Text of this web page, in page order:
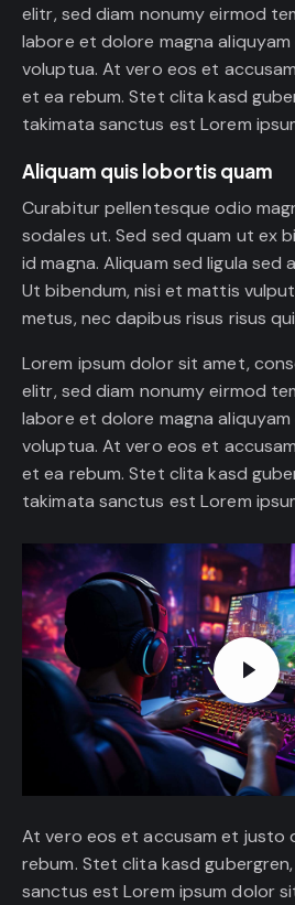
elitr, sed diam nonumy eirmod
labore et dolore magna
voluptua. At vero eos et
et ea rebum. Stet clita kasd
takimata sanctus est Lorem
Aliquam quis lobortis quam
Curabitur pellentesque odio
sodales ut. Sed sed quam ut ex
id magna. Aliquam sed ligula
Ut bibendum, nisi et mattis
metus, nec dapibus risus risus
Lorem ipsum dolor sit amet,
elitr, sed diam nonumy eirmod
labore et dolore magna
voluptua. At vero eos et
et ea rebum. Stet clita kasd
takimata sanctus est Lorem
At vero eos et accusam et justo
rebum. Stet clita kasd
sanctus est Lorem ipsum dolor